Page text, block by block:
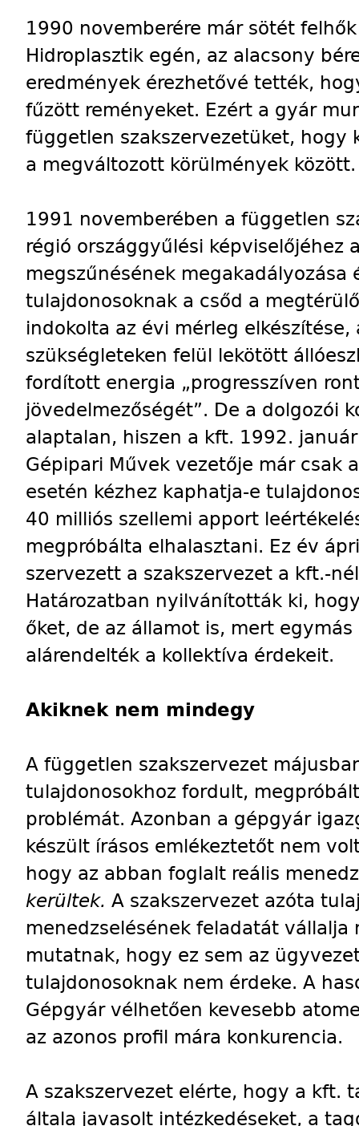
1990 novemberére már sötét
Hidroplasztik egén, az alacsony
eredmények érezhetővé tették,
fűzött reményeket. Ezért a gyár
független szakszervezetüket, hogy
a megváltozott körülmények között.
1991 novemberében a független
régió országgyűlési képviselőjéhez
megszűnésének
tulajdonosoknak a csőd a
indokolta az évi mérleg
szükségleteken felül lekötött
fordított energia „progresszíven
jövedelmezőségét”. De a dolgozói
alaptalan, hiszen a kft. 1992.
Gépipari Művek vezetője már csak
esetén kézhez kaphatja-e
40 milliós szellemi apport
megpróbálta elhalasztani. Ez év
szervezett a szakszervezet a kft.-
Határozatban nyilvánították ki,
őket, de az államot is, mert
alárendelték a kollektíva érdekeit.
Akiknek nem mindegy
A független szakszervezet
tulajdonosokhoz fordult,
problémát. Azonban a gépgyár
készült írásos emlékeztetőt nem
hogy az abban foglalt reális
kerültek. A szakszervezet azóta
menedzselésének feladatát vállalja
mutatnak, hogy ez sem az
tulajdonosoknak nem érdeke. A
Gépgyár vélhetően kevesebb
az azonos profil mára konkurencia.
A szakszervezet elérte, hogy a kft.
általa javasolt intézkedéseket, a